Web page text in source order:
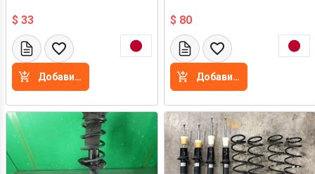
$ 33
Добавить в корзину
$ 80
Добавить в корзину